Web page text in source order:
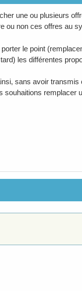
une ou plusieurs
ou non ces offres au
le point
les différentes
sans avoir
souhaitions remplacer